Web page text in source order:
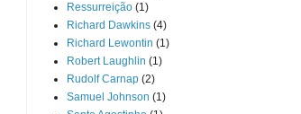
Ressurreição (1)
Richard Dawkins (4)
Richard Lewontin (1)
Robert Laughlin (1)
Rudolf Carnap (2)
Samuel Johnson (1)